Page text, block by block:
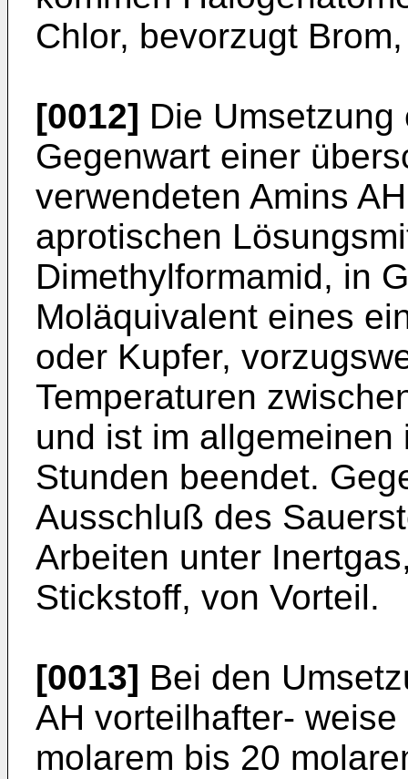
Chlor, bevorzugt
[0012] Die
Gegenwart einer
verwendeten Amins
aprotischen
Dimethylformamid, in
Moläquivalent eines
oder Kupfer,
Temperaturen
und ist im
Stunden beendet.
Ausschluß des
Arbeiten unter
Stickstoff, von Vorteil.
[0013] Bei den
AH vorteilhafter-
molarem bis 20